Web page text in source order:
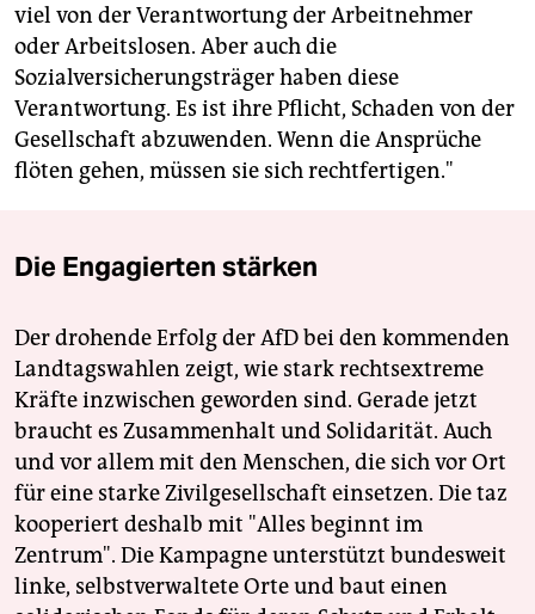
viel von der Verantwortung der Arbeitnehmer
oder Arbeitslosen. Aber auch die
Sozialversicherungsträger haben diese
Verantwortung. Es ist ihre Pflicht, Schaden von der
Gesellschaft abzuwenden. Wenn die Ansprüche
flöten gehen, müssen sie sich rechtfertigen."
Die Engagierten stärken
Der drohende Erfolg der AfD bei den kommenden
Landtagswahlen zeigt, wie stark rechtsextreme
Kräfte inzwischen geworden sind. Gerade jetzt
braucht es Zusammenhalt und Solidarität. Auch
und vor allem mit den Menschen, die sich vor Ort
für eine starke Zivilgesellschaft einsetzen. Die taz
kooperiert deshalb mit "Alles beginnt im
Zentrum". Die Kampagne unterstützt bundesweit
linke, selbstverwaltete Orte und baut einen